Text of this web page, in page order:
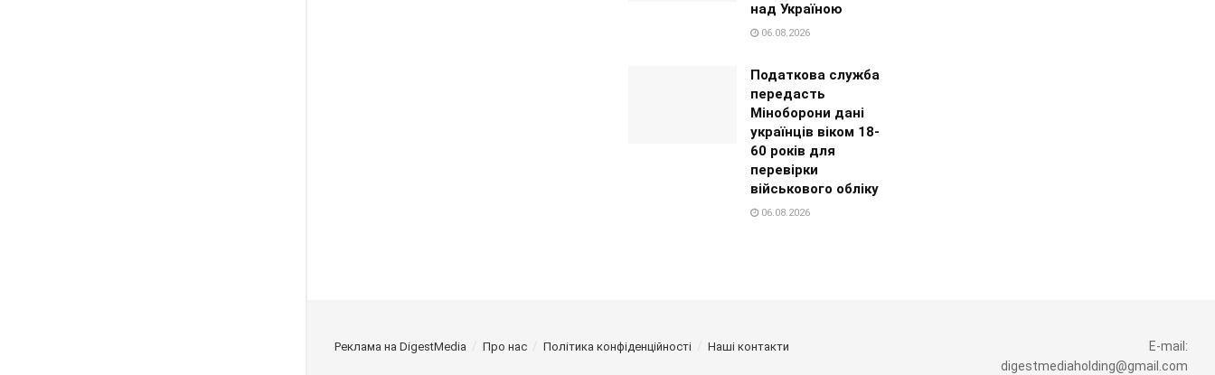
над Україною
06.08.2026
Податкова служба
передасть
Міноборони дані
українців віком 18-
60 років для
перевірки
військового обліку
06.08.2026
Реклама на DigestMedia Про нас Політика конфіденційності Наші контакти
E-mail:
digestmediaholding@gmail.com